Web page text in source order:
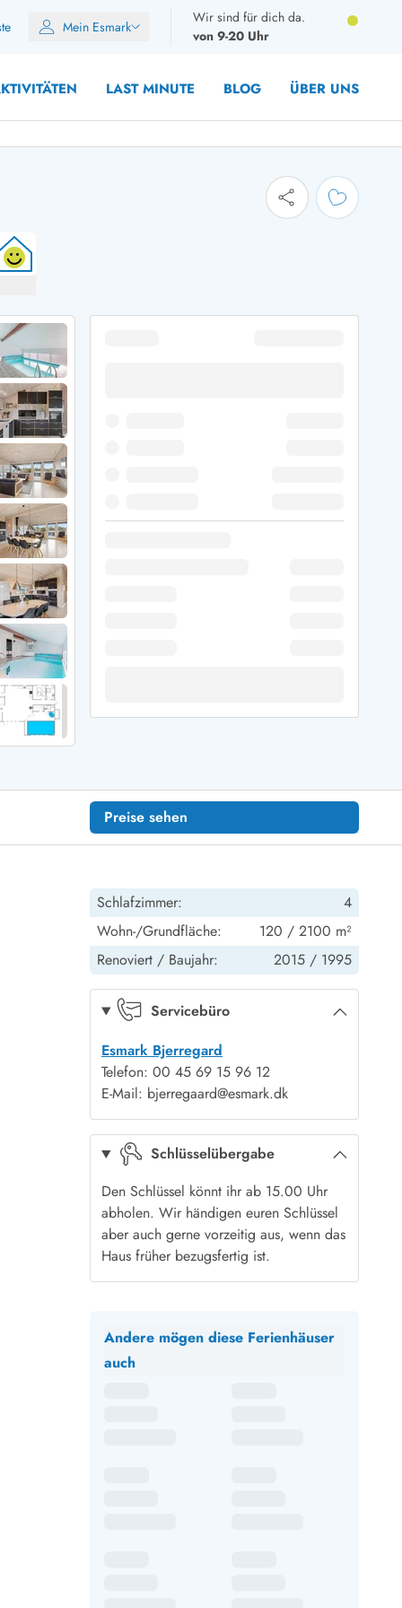
Mein Esmark
Wir sind für dich da.
von 9-20 Uhr
LAST MINUTE BLOG ÜBER UNS
Weihnachten
Silvester
Fjord
Klit
Strand
Husby
Preise sehen
Schlafzimmer:
4
Wohn-/Grundfläche:
120 / 2100 m²
Renoviert / Baujahr: 2015 / 1995
Servicebüro
Esmark Bjerregard
Telefon: 00 45 69 15 96 12
E-Mail: bjerregaard@esmark.dk
Schlüsselübergabe
Den Schlüssel könnt ihr ab 15.00 Uhr
abholen. Wir händigen euren Schlüssel
aber auch gerne vorzeitig aus, wenn das
Haus früher bezugsfertig ist.
Andere mögen diese Ferienhäuser
auch